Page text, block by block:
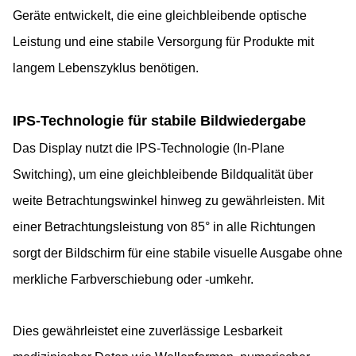
Geräte entwickelt, die eine gleichbleibende optische
Leistung und eine stabile Versorgung für Produkte mit
langem Lebenszyklus benötigen.
IPS-Technologie für stabile Bildwiedergabe
Das Display nutzt die IPS-Technologie (In-Plane
Switching), um eine gleichbleibende Bildqualität über
weite Betrachtungswinkel hinweg zu gewährleisten. Mit
einer Betrachtungsleistung von 85° in alle Richtungen
sorgt der Bildschirm für eine stabile visuelle Ausgabe ohne
merkliche Farbverschiebung oder -umkehr.
Dies gewährleistet eine zuverlässige Lesbarkeit